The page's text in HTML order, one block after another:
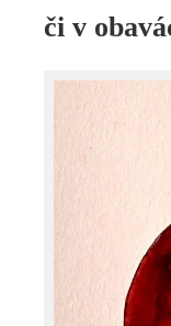
či v